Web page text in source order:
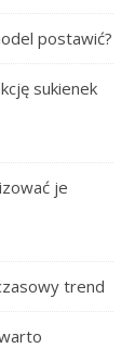
postawić?
sukienek
je
trend